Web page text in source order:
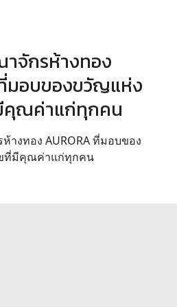
าจักรห้างทอง
มอบของขวัญแห่ง
คุณค่าแก่ทุกคน
างทอง AURORA ที่มอบของ
ที่มีคุณค่าแก่ทุกคน